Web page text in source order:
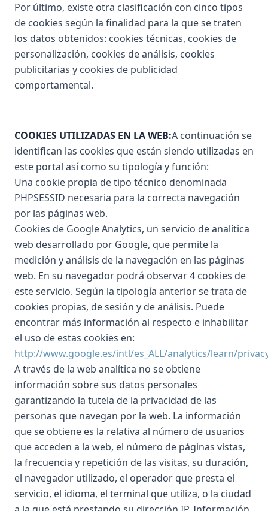
Por último, existe otra clasificación con cinco tipos
de cookies según la finalidad para la que se traten
los datos obtenidos: cookies técnicas, cookies de
personalización, cookies de análisis, cookies
publicitarias y cookies de publicidad
comportamental.
COOKIES UTILIZADAS EN LA WEB:A continuación se
identifican las cookies que están siendo utilizadas en
este portal así como su tipología y función:
Una cookie propia de tipo técnico denominada
PHPSESSID necesaria para la correcta navegación
por las páginas web.
Cookies de Google Analytics, un servicio de analítica
web desarrollado por Google, que permite la
medición y análisis de la navegación en las páginas
web. En su navegador podrá observar 4 cookies de
este servicio. Según la tipología anterior se trata de
cookies propias, de sesión y de análisis. Puede
encontrar más información al respecto e inhabilitar
el uso de estas cookies en:
http://www.google.es/intl/es_ALL/analytics/learn/
A través de la web analítica no se obtiene
información sobre sus datos personales
garantizando la tutela de la privacidad de las
personas que navegan por la web. La información
que se obtiene es la relativa al número de usuarios
que acceden a la web, el número de páginas vistas,
la frecuencia y repetición de las visitas, su duración,
el navegador utilizado, el operador que presta el
servicio, el idioma, el terminal que utiliza, o la ciudad